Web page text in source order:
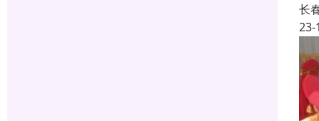
长
23-